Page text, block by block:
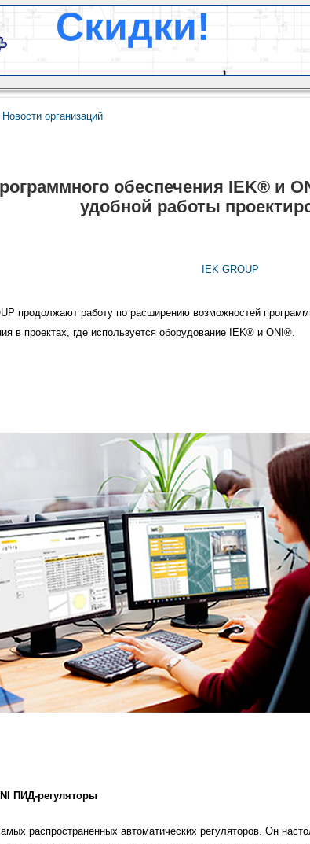
Новости организаций
обеспечения IEK® и
удобной работы
IEK GROUP
продолжают работу по расширению возможностей
в проектах, где используется оборудование IEK® и ONI®.
ПИД-регуляторы
распространенных автоматических регуляторов. Он